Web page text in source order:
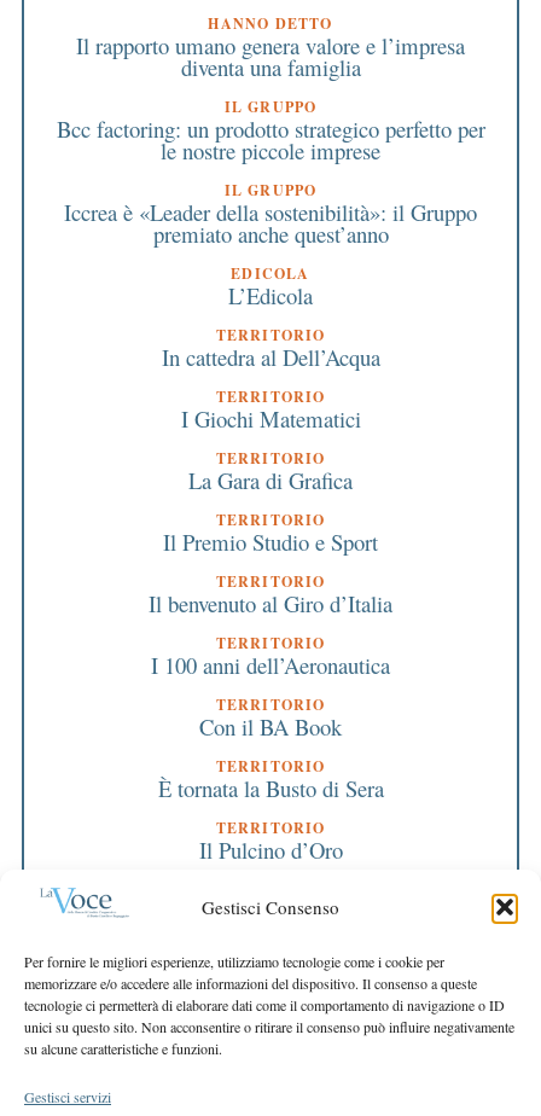
Gestisci Consenso
Per fornire le migliori esperienze, utilizziamo tecnologie come i cookie per
memorizzare e/o accedere alle informazioni del dispositivo. Il consenso a queste
tecnologie ci permetterà di elaborare dati come il comportamento di navigazione o ID
unici su questo sito. Non acconsentire o ritirare il consenso può influire negativamente
su alcune caratteristiche e funzioni.
Gestisci servizi
HANNO DETTO
Il rapporto umano genera valore e l’impresa
diventa una famiglia
IL GRUPPO
Bcc factoring: un prodotto strategico perfetto per
le nostre piccole imprese
IL GRUPPO
Iccrea è «Leader della sostenibilità»: il Gruppo
premiato anche quest’anno
EDICOLA
L’Edicola
TERRITORIO
In cattedra al Dell’Acqua
TERRITORIO
I Giochi Matematici
TERRITORIO
La Gara di Grafica
TERRITORIO
Il Premio Studio e Sport
TERRITORIO
Il benvenuto al Giro d’Italia
TERRITORIO
I 100 anni dell’Aeronautica
TERRITORIO
Con il BA Book
TERRITORIO
È tornata la Busto di Sera
TERRITORIO
Il Pulcino d’Oro
Tutti per il padel
La Dairago Spring Run
ASSOCIAZIONE CCR
Il CCR tra natura e spettacoli